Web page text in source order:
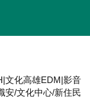
|文化高雄EDM|影音
安/文化中心/新住民